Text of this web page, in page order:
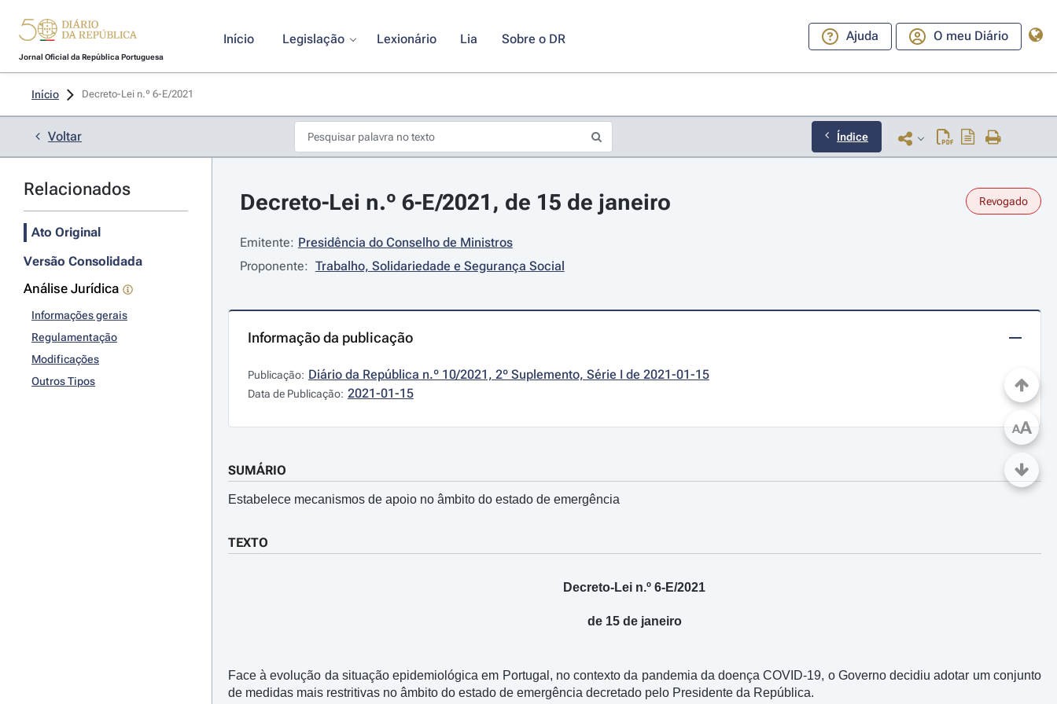
Jornal Oficial da República Portuguesa
Início Legislação Lexionário Lia Sobre o DR Ajuda O meu Diário
Início Decreto-Lei n.º 6-E/2021
Voltar Índice
Relacionados
Ato Original
Versão Consolidada
Análise Jurídica
Informações gerais
Regulamentação
Modificações
Outros Tipos
Decreto-Lei n.º 6-E/2021, de 15 de janeiro Revogado
Emitente: Presidência do Conselho de Ministros
Proponente: Trabalho, Solidariedade e Segurança Social
Informação da publicação
Publicação: Diário da República n.º 10/2021, 2º Suplemento, Série I de 2021-01-15
Data de Publicação: 2021-01-15
SUMÁRIO
Estabelece mecanismos de apoio no âmbito do estado de emergência
TEXTO
Decreto-Lei n.º 6-E/2021
de 15 de janeiro
Face à evolução da situação epidemiológica em Portugal, no contexto da pandemia da doença COVID-19, o Governo decidiu adotar um conjunto
de medidas mais restritivas no âmbito do estado de emergência decretado pelo Presidente da República.
AA